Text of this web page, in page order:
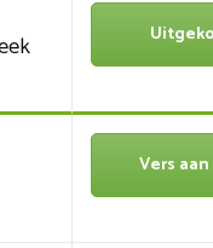
Vers